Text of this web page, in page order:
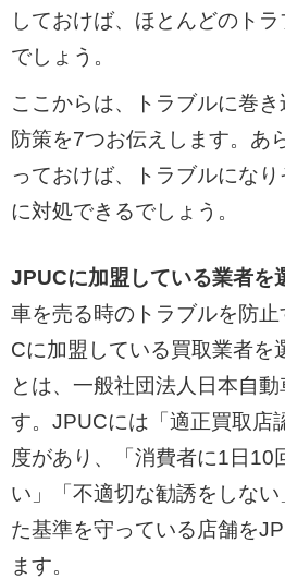
しておけば、ほとんどのト
でしょう。
ここからは、トラブルに巻
防策を7つお伝えします。あ
っておけば、トラブルにな
に対処できるでしょう。
JPUCに加盟している業者を
車を売る時のトラブルを防
Cに加盟している買取業者を
とは、一般社団法人日本自
す。JPUCには「適正買取店
度があり、「消費者に1日10
い」「不適切な勧誘をしな
た基準を守っている店舗を
ます。